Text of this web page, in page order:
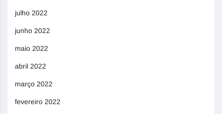
julho 2022
junho 2022
maio 2022
abril 2022
março 2022
fevereiro 2022